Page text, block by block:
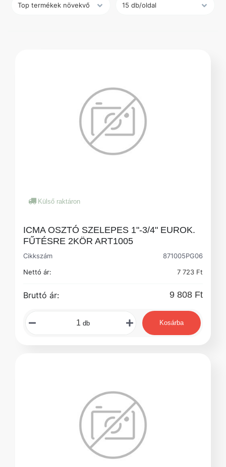
Külső raktáron
ICMA OSZTÓ SZELEPES 1"-3/4" EUROK.
FŰTÉSRE 2KÖR ART1005
Cikkszám
871005PG06
Nettó ár:
7 723 Ft
Bruttó ár: 9 808 Ft
db Kosárba